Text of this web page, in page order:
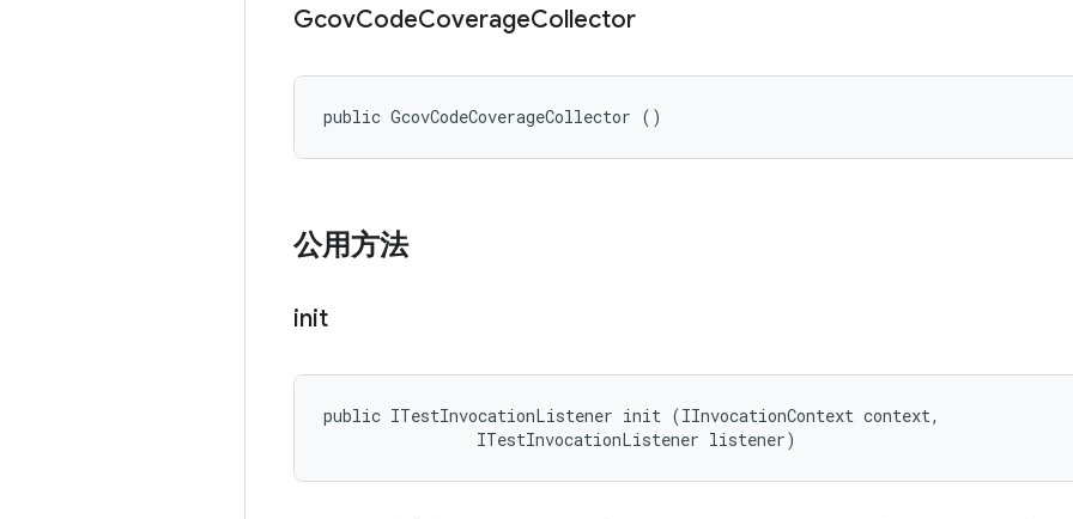
GcovCodeCoverageCollector
public GcovCodeCoverageCollector ()
公用方法
init
public ITestInvocationListener init (IInvocationContext context,
                ITestInvocationListener listener)